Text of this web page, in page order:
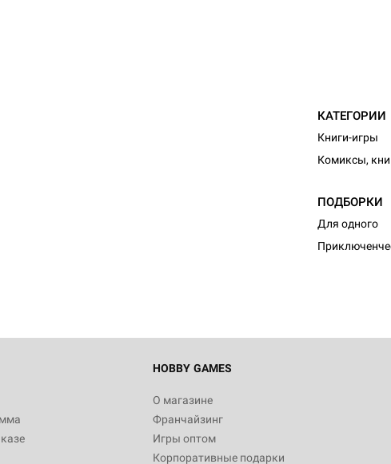
КАТЕГОРИИ
Книги-игры
Комиксы,
ПОДБОРКИ
Для одного
HOBBY GAMES
О магазине
Франчайзинг
Игры оптом
Корпоративные подарки